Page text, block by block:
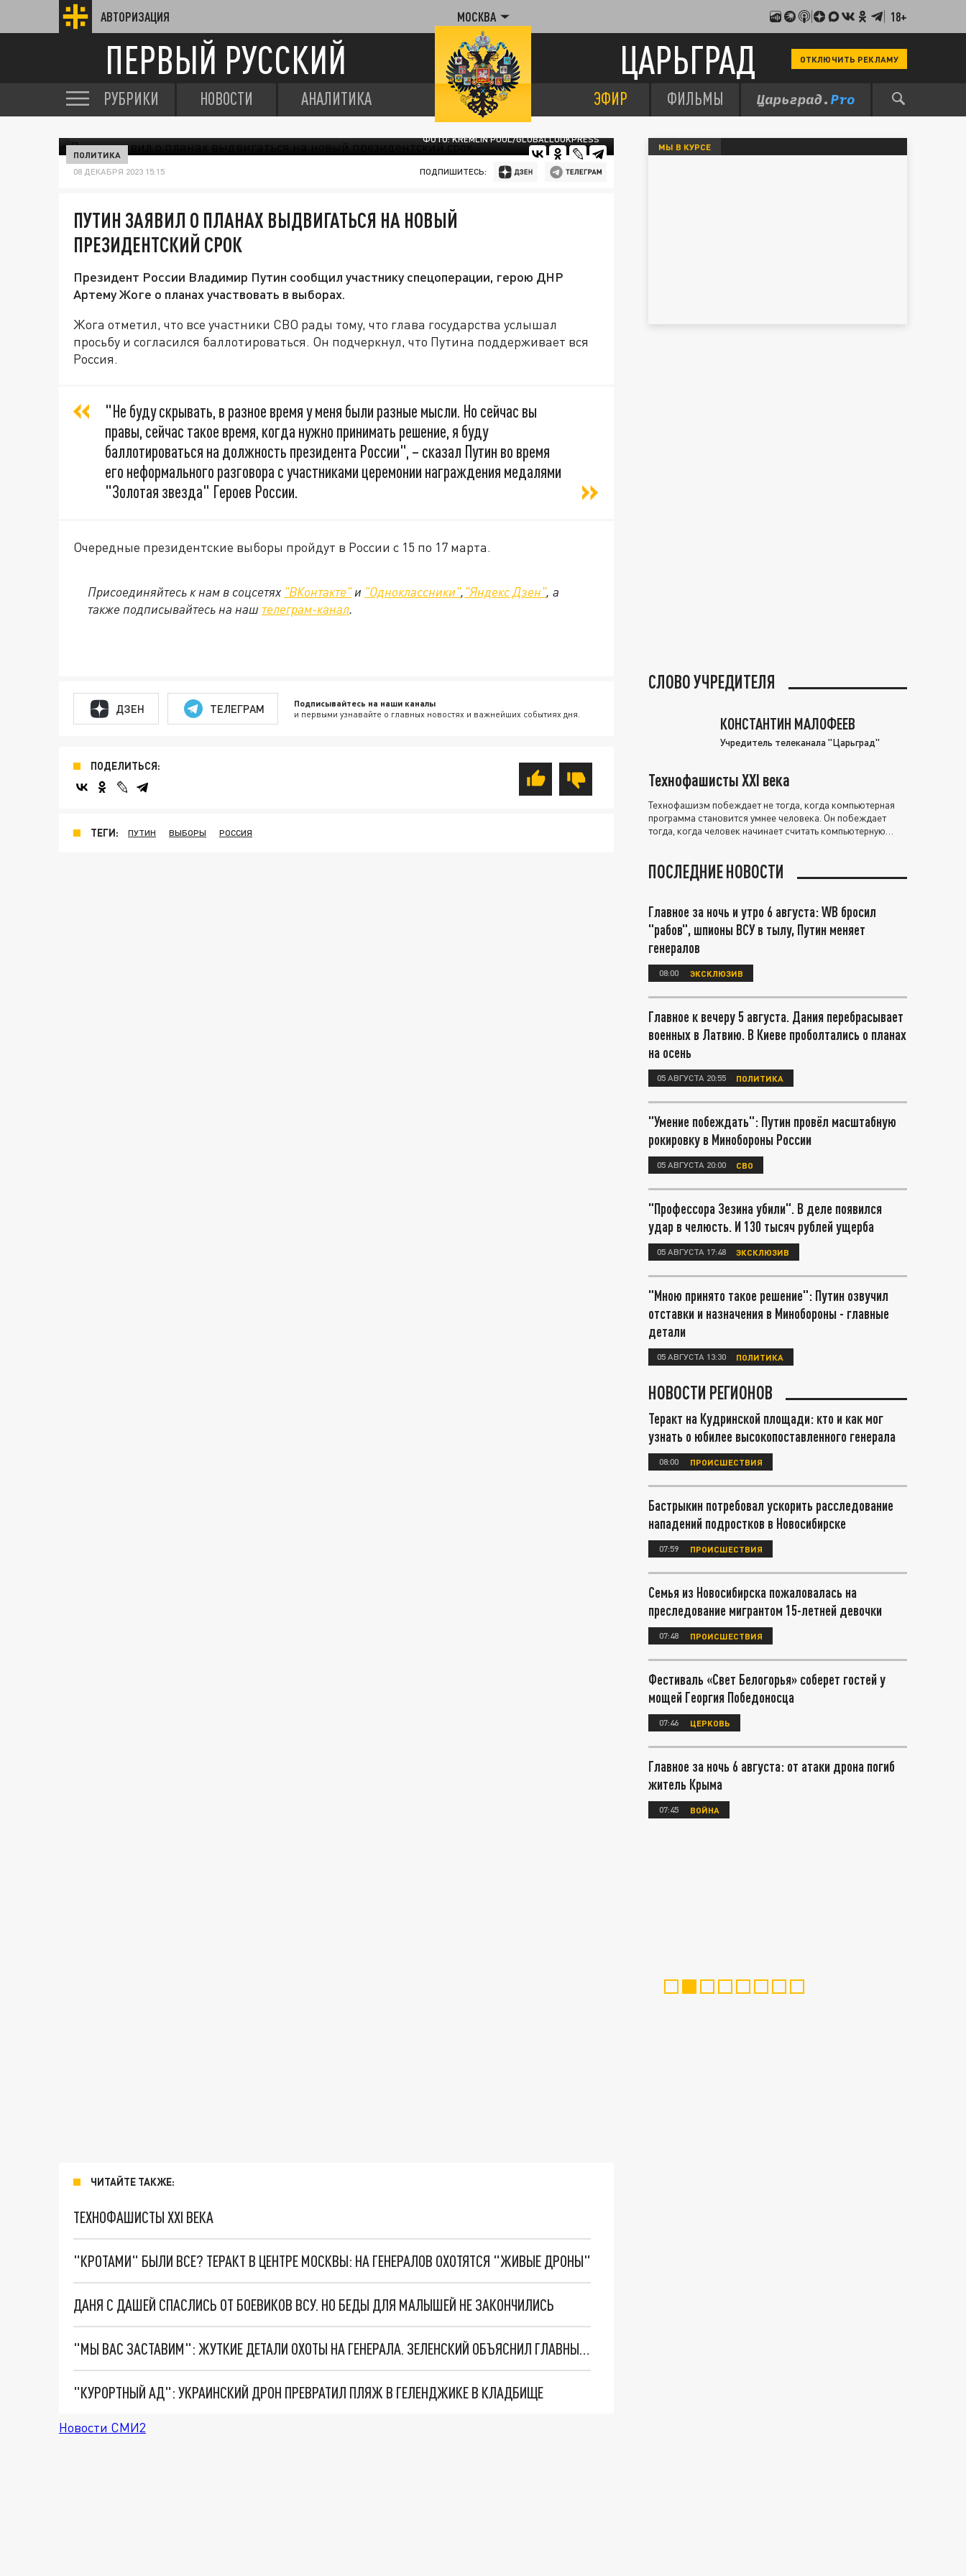
АВТОРИЗАЦИЯ МОСКВА 18+
ПЕРВЫЙ РУССКИЙ ЦАРЬГРАД ОТКЛЮЧИТЬ РЕКЛАМУ
РУБРИКИ НОВОСТИ АНАЛИТИКА ЭФИР ФИЛЬМЫ
ФОТО: KREMLIN POOL/GLOBALLOOKPRESS
ПОЛИТИКА
08 ДЕКАБРЯ 2023 15:15 ПОДПИШИТЕСЬ:
ПУТИН ЗАЯВИЛ О ПЛАНАХ ВЫДВИГАТЬСЯ НА НОВЫЙ
ПРЕЗИДЕНТСКИЙ СРОК
Президент России Владимир Путин сообщил участнику спецоперации, герою ДНР
Артему Жоге о планах участвовать в выборах.
Жога отметил, что все участники СВО рады тому, что глава государства услышал
просьбу и согласился баллотироваться. Он подчеркнул, что Путина поддерживает вся
Россия.
"Не буду скрывать, в разное время у меня были разные мысли. Но сейчас вы
правы, сейчас такое время, когда нужно принимать решение, я буду
баллотироваться на должность президента России", – сказал Путин во время
его неформального разговора с участниками церемонии награждения медалями
"Золотая звезда" Героев России.
Очередные президентские выборы пройдут в России с 15 по 17 марта.
Присоединяйтесь к нам в соцсетях "ВКонтакте"и "Одноклассники","Яндекс Дзен", а
также подписывайтесь на наш телеграм-канал.
ДЗЕН ТЕЛЕГРАМ Подписывайтесь на наши каналы
и первыми узнавайте о главных новостях и важнейших событиях дня.
ПОДЕЛИТЬСЯ:
ТЕГИ: ПУТИН ВЫБОРЫ РОССИЯ
ЧИТАЙТЕ ТАКЖЕ:
ТЕХНОФАШИСТЫ XXI ВЕКА
"КРОТАМИ" БЫЛИ ВСЕ? ТЕРАКТ В ЦЕНТРЕ МОСКВЫ: НА ГЕНЕРАЛОВ ОХОТЯТСЯ "ЖИВЫЕ ДРОНЫ"
ДАНЯ С ДАШЕЙ СПАСЛИСЬ ОТ БОЕВИКОВ ВСУ. НО БЕДЫ ДЛЯ МАЛЫШЕЙ НЕ ЗАКОНЧИЛИСЬ
"МЫ ВАС ЗАСТАВИМ": ЖУТКИЕ ДЕТАЛИ ОХОТЫ НА ГЕНЕРАЛА. ЗЕЛЕНСКИЙ ОБЪЯСНИЛ ГЛАВНЫЙ СМЫСЛ ТЕРАКТА В ЦЕНТРЕ МОСКВЫ
"КУРОРТНЫЙ АД": УКРАИНСКИЙ ДРОН ПРЕВРАТИЛ ПЛЯЖ В ГЕЛЕНДЖИКЕ В КЛАДБИЩЕ
Новости СМИ2
МЫ В КУРСЕ
СЛОВО УЧРЕДИТЕЛЯ
КОНСТАНТИН МАЛОФЕЕВ
Учредитель телеканала "Царьград"
Технофашисты XXI века
Технофашизм побеждает не тогда, когда компьютерная
программа становится умнее человека. Он побеждает
тогда, когда человек начинает считать компьютерную
ПОСЛЕДНИЕ НОВОСТИ
Главное за ночь и утро 6 августа: WB бросил
"рабов", шпионы ВСУ в тылу, Путин меняет
генералов
08:00 ЭКСКЛЮЗИВ
Главное к вечеру 5 августа. Дания перебрасывает
военных в Латвию. В Киеве проболтались о планах
на осень
05 АВГУСТА 20:55 ПОЛИТИКА
"Умение побеждать": Путин провёл масштабную
рокировку в Минобороны России
05 АВГУСТА 20:00 СВО
"Профессора Зезина убили". В деле появился
удар в челюсть. И 130 тысяч рублей ущерба
05 АВГУСТА 17:48 ЭКСКЛЮЗИВ
"Мною принято такое решение": Путин озвучил
отставки и назначения в Минобороны - главные
детали
05 АВГУСТА 13:30 ПОЛИТИКА
НОВОСТИ РЕГИОНОВ
Теракт на Кудринской площади: кто и как мог
узнать о юбилее высокопоставленного генерала
08:00 ПРОИСШЕСТВИЯ
Бастрыкин потребовал ускорить расследование
нападений подростков в Новосибирске
07:59 ПРОИСШЕСТВИЯ
Семья из Новосибирска пожаловалась на
преследование мигрантом 15-летней девочки
07:48 ПРОИСШЕСТВИЯ
Фестиваль «Свет Белогорья» соберет гостей у
мощей Георгия Победоносца
07:46 ЦЕРКОВЬ
Главное за ночь 6 августа: от атаки дрона погиб
житель Крыма
07:45 ВОЙНА